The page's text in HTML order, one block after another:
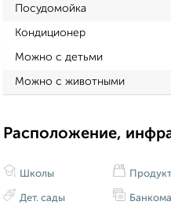
Посудомойка
Кондиционер
Можно с детьми
Можно с животными
Расположение,
Школы
Дет. сады